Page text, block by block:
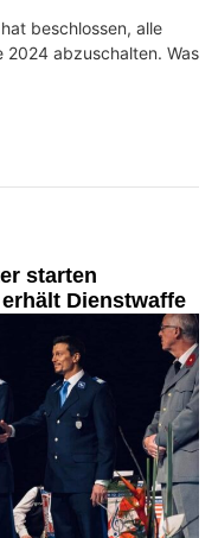
beschlossen, alle
2024 abzuschalten. Was
starten
Dienstwaffe